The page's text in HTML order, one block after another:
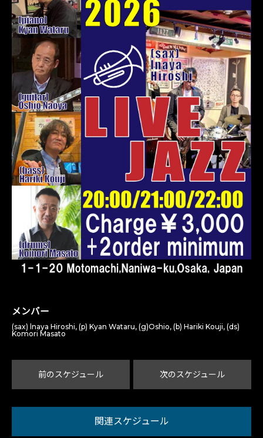
メンバー
(sax) lnaya Hiroshi, (p) Kyan Wataru, (g)Oshio, (b) Hariki Kouji, (ds)
Komori Masato
前のスケジュール 次のスケジュール
関連スケジュール